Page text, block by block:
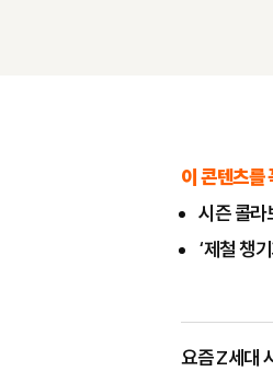
이 콘텐츠를
시즌 콜라
‘제철 챙
요즘 Z세대